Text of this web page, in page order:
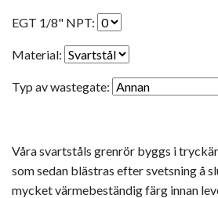
EGT 1/8" NPT:
Material:
Typ av wastegate:
Våra svartståls grenrör byggs i
som sedan blästras efter svetsning å
mycket värmebeständig färg innan